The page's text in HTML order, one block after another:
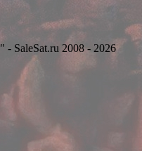
SaleSat.ru 2008 - 2026